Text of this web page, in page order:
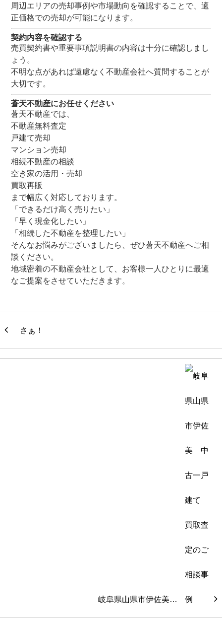
周辺エリアの売却事例や市場動向を確認することで、適
正価格での売却が可能になります。
契約内容を確認する
売買契約書や重要事項説明書の内容は十分に確認しまし
ょう。
不明な点があれば遠慮なく不動産会社へ質問することが
大切です。
蒼天不動産にお任せください
蒼天不動産では、
不動産無料査定
戸建て売却
マンション売却
相続不動産の相談
空き家の活用・売却
買取再販
まで幅広く対応しております。
「できるだけ高く売りたい」
「早く現金化したい」
「相続した不動産を整理したい」
そんなお悩みがございましたら、ぜひ蒼天不動産へご相
談ください。
地域密着の不動産会社として、お客様一人ひとりに最適
なご提案をさせていただきます。
さぁ！
岐阜県山県市伊佐美…